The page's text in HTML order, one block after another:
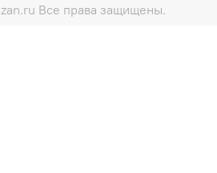
Все права защищены.